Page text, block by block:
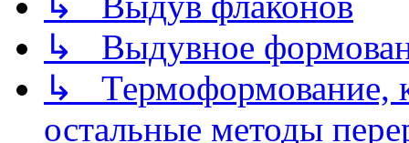
↳ Выдувное
↳ Термоформование,
остальные методы